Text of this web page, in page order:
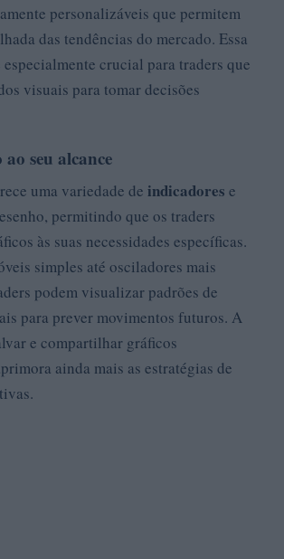
personalizáveis que permitem
das tendências do mercado. Essa
crucial para traders que
visuais para tomar decisões
seu alcance
uma variedade de indicadores e
permitindo que os traders
às suas necessidades específicas.
simples até osciladores mais
podem visualizar padrões de
para prever movimentos futuros. A
e compartilhar gráficos
ainda mais as estratégias de